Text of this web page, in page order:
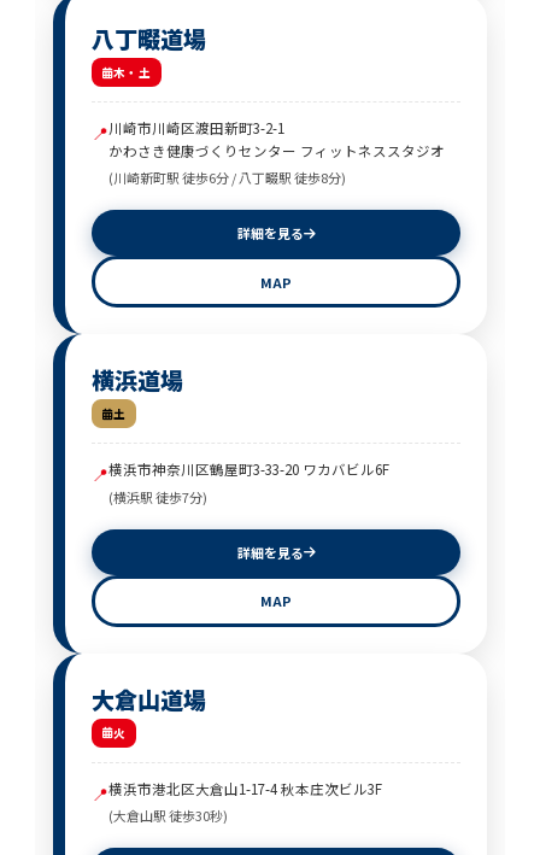
八丁畷道場
木・土
📍川崎市川崎区渡田新町3-2-1
かわさき健康づくりセンター フィットネススタジオ
(川崎新町駅 徒歩6分 / 八丁畷駅 徒歩8分)
詳細を見る
MAP
横浜道場
土
📍横浜市神奈川区鶴屋町3-33-20 ワカバビル6F
(横浜駅 徒歩7分)
詳細を見る
MAP
大倉山道場
火
📍横浜市港北区大倉山1-17-4 秋本庄次ビル3F
(大倉山駅 徒歩30秒)